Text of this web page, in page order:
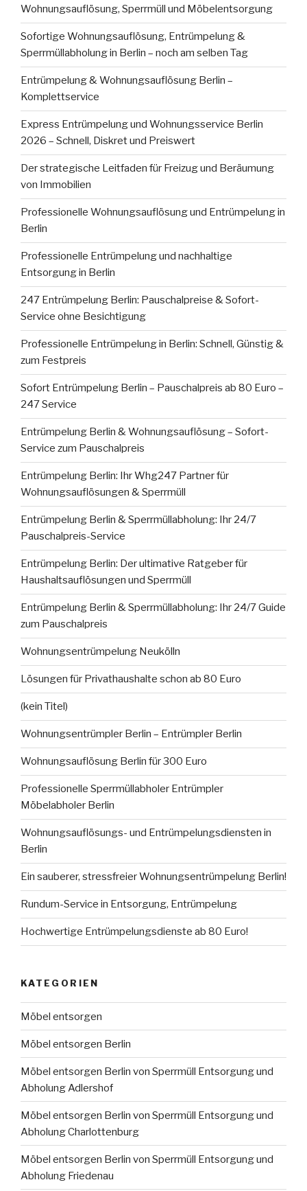
Wohnungsauflösung, Sperrmüll und Möbelentsorgung
Sofortige Wohnungsauflösung, Entrümpelung &
Sperrmüllabholung in Berlin – noch am selben Tag
Entrümpelung & Wohnungsauflösung Berlin –
Komplettservice
Express Entrümpelung und Wohnungsservice Berlin
2026 – Schnell, Diskret und Preiswert
Der strategische Leitfaden für Freizug und Beräumung
von Immobilien
Professionelle Wohnungsauflösung und Entrümpelung in
Berlin
Professionelle Entrümpelung und nachhaltige
Entsorgung in Berlin
247 Entrümpelung Berlin: Pauschalpreise & Sofort-
Service ohne Besichtigung
Professionelle Entrümpelung in Berlin: Schnell, Günstig &
zum Festpreis
Sofort Entrümpelung Berlin – Pauschalpreis ab 80 Euro –
247 Service
Entrümpelung Berlin & Wohnungsauflösung – Sofort-
Service zum Pauschalpreis
Entrümpelung Berlin: Ihr Whg247 Partner für
Wohnungsauflösungen & Sperrmüll
Entrümpelung Berlin & Sperrmüllabholung: Ihr 24/7
Pauschalpreis-Service
Entrümpelung Berlin: Der ultimative Ratgeber für
Haushaltsauflösungen und Sperrmüll
Entrümpelung Berlin & Sperrmüllabholung: Ihr 24/7 Guide
zum Pauschalpreis
Wohnungsentrümpelung Neukölln
Lösungen für Privathaushalte schon ab 80 Euro
(kein Titel)
Wohnungsentrümpler Berlin – Entrümpler Berlin
Wohnungsauflösung Berlin für 300 Euro
Professionelle Sperrmüllabholer Entrümpler
Möbelabholer Berlin
Wohnungsauflösungs- und Entrümpelungsdiensten in
Berlin
Ein sauberer, stressfreier Wohnungsentrümpelung Berlin!
Rundum-Service in Entsorgung, Entrümpelung
Hochwertige Entrümpelungsdienste ab 80 Euro!
KATEGORIEN
Möbel entsorgen
Möbel entsorgen Berlin
Möbel entsorgen Berlin von Sperrmüll Entsorgung und
Abholung Adlershof
Möbel entsorgen Berlin von Sperrmüll Entsorgung und
Abholung Charlottenburg
Möbel entsorgen Berlin von Sperrmüll Entsorgung und
Abholung Friedenau